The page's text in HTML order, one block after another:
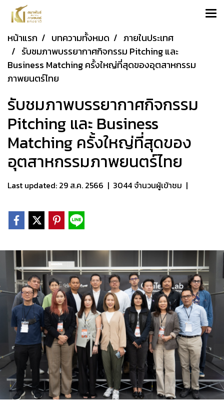
หน้าแรก บทความทั้งหมด
ภายในประเทศ
รับชมภาพบรรยากาศกิจกรรม Pitching และ
Business Matching ครั้งใหญ่ที่สุดของอุตสาหกรรม
ภาพยนตร์ไทย
รับชมภาพบรรยากาศกิจกรรม
Pitching และ Business
Matching ครั้งใหญ่ที่สุดของ
อุตสาหกรรมภาพยนตร์ไทย
Last updated: 29 ส.ค. 2566 | 3044 จำนวนผู้เข้าชม |